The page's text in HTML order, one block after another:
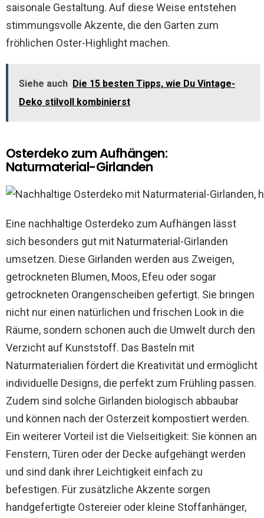
saisonale Gestaltung. Auf diese Weise entstehen
stimmungsvolle Akzente, die den Garten zum
fröhlichen Oster-Highlight machen.
Siehe auch Die 15 besten Tipps, wie Du Vintage-
Deko stilvoll kombinierst
Osterdeko zum Aufhängen:
Naturmaterial-Girlanden
Eine nachhaltige Osterdeko zum Aufhängen lässt
sich besonders gut mit Naturmaterial-Girlanden
umsetzen. Diese Girlanden werden aus Zweigen,
getrockneten Blumen, Moos, Efeu oder sogar
getrockneten Orangenscheiben gefertigt. Sie bringen
nicht nur einen natürlichen und frischen Look in die
Räume, sondern schonen auch die Umwelt durch den
Verzicht auf Kunststoff. Das Basteln mit
Naturmaterialien fördert die Kreativität und ermöglicht
individuelle Designs, die perfekt zum Frühling passen.
Zudem sind solche Girlanden biologisch abbaubar
und können nach der Osterzeit kompostiert werden.
Ein weiterer Vorteil ist die Vielseitigkeit: Sie können an
Fenstern, Türen oder der Decke aufgehängt werden
und sind dank ihrer Leichtigkeit einfach zu
befestigen. Für zusätzliche Akzente sorgen
handgefertigte Ostereier oder kleine Stoffanhänger,